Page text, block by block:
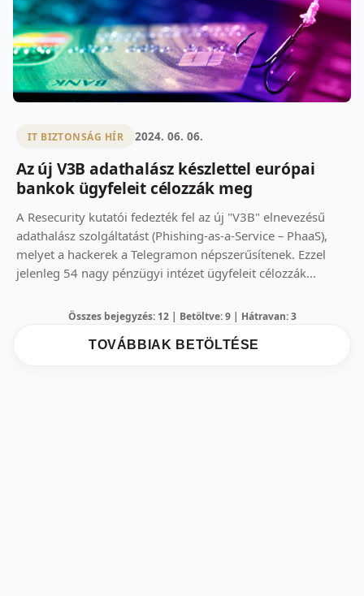
IT BIZTONSÁG HÍR 2024. 06. 06.
Az új V3B adathalász készlettel európai
bankok ügyfeleit célozzák meg
A Resecurity kutatói fedezték fel az új "V3B" elnevezésű
adathalász szolgáltatást (Phishing-as-a-Service – PhaaS),
melyet a hackerek a Telegramon népszerűsítenek. Ezzel
jelenleg 54 nagy pénzügyi intézet ügyfeleit célozzák...
Összes bejegyzés: 12 | Betöltve: 9 | Hátravan: 3
TOVÁBBIAK BETÖLTÉSE